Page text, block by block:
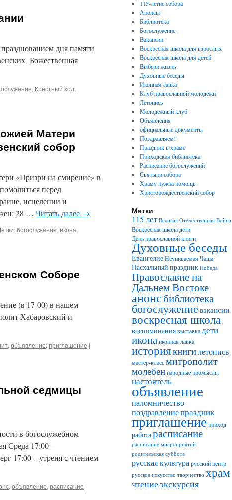
дня памяти
Божественная
, Крестный ход,
Матери
собор
«Призри на смирение» в
перед
исцелении и
28 … Читать далее →
богослужение, икона,
Соборе
(в 17-00) в нашем
Хабаровский и
, объявление, приглашение |
седмицы
в богослужебном
Среда 17:00 –
17:00 – утреня с чтением
, объявление, расписание |
115-летие собора
Анонсы
Библиотека
Богослужение
Вакансии
Воскресная школа для взрослых
Воскресная школа для детей
Выбери жизнь
Духовные беседы
Иконная лавка
Клуб православной молодежи
Летопись
Молодежный клуб
Объявления
официальные документы
Поздравляем!
Праздник в храме
Приходская библиотека
Расписание богослужений
Святыни собора
Храму нужна помощь
Христорождественский собор
Метки
115 лет Великая Отечественная Война
Воскресная школа дети
День православной книги
Духовные беседы
ЕвангелиеНеупиваемая Чаша
Пасхальный праздник Победа
Православие на
Дальнем Востоке
анонсбиблиотека
богослужение вакансии
воскресная школа
воспоминаниявыставкадети
иконаиконная лавка
историякнигилетопись
мастер-классмитрополит
молебеннародные промыслы
настоятель
объявление
паломничество
поздравлениепраздник
приглашение приход
работарасписание
расписание миероприятий
родительская суббота
русская культура русский центр
русское искусство творчество храм
чтениеэкскурсия